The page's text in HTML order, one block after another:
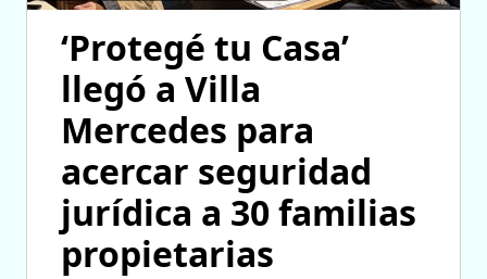
‘Protegé tu Casa’
llegó a Villa
Mercedes para
acercar seguridad
jurídica a 30 familias
propietarias